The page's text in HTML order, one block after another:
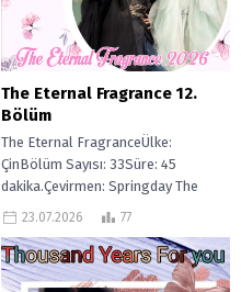
The Eternal Fragrance 12.
Bölüm
The Eternal FragranceÜlke:
ÇinBölüm Sayısı: 33Süre: 45
dakika.Çevirmen: Springday The
Eternal Fragrance, Denizden gelen
beraberinde...
23.07.2026 77